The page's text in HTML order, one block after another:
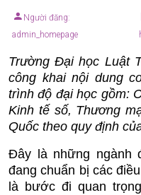
Người đăng:
admin_homepage
Trường Đại học Luật
công khai nội dung
trình độ đại học gồm:
Kinh tế số, Thương
Quốc theo quy định
Đây là những ngành
đang chuẩn bị các
là bước đi quan